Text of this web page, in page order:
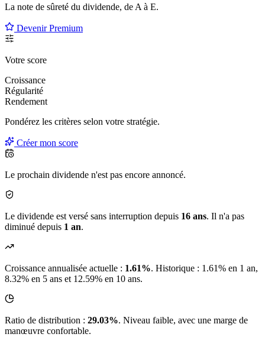
La note de sûreté du dividende, de A à E.
Devenir Premium
Votre score
Croissance
Régularité
Rendement
Pondérez les critères selon votre stratégie.
Créer mon score
Le prochain dividende n'est pas encore annoncé.
Le dividende est versé sans interruption depuis 16 ans. Il n'a pas
diminué depuis 1 an.
Croissance annualisée actuelle : 1.61%. Historique : 1.61% en 1 an,
8.32% en 5 ans et 12.59% en 10 ans.
Ratio de distribution : 29.03%. Niveau faible, avec une marge de
manœuvre confortable.